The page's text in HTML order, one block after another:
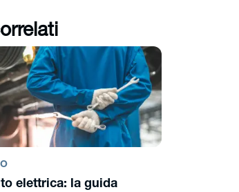
elettrica: la guida